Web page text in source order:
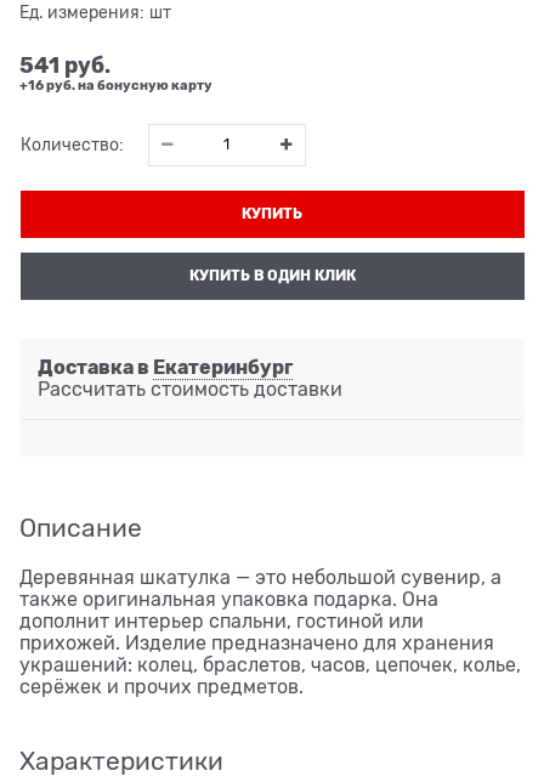
Ед. измерения: шт
541 руб.
+16 руб. на бонусную карту
Количество:
КУПИТЬ
КУПИТЬ В ОДИН КЛИК
Доставка в Екатеринбург
Рассчитать стоимость доставки
Описание
Деревянная шкатулка — это небольшой сувенир, а
также оригинальная упаковка подарка. Она
дополнит интерьер спальни, гостиной или
прихожей. Изделие предназначено для хранения
украшений: колец, браслетов, часов, цепочек, колье,
серёжек и прочих предметов.
Характеристики